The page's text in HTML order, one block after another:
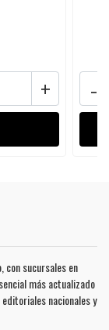
+ -
con sucursales en
más actualizado
nacionales y